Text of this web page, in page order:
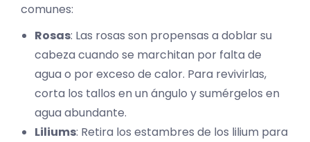
comunes:
Rosas: Las rosas son propensas a doblar su
cabeza cuando se marchitan por falta de
agua o por exceso de calor. Para revivirlas,
corta los tallos en un ángulo y sumérgelos en
agua abundante.
Liliums: Retira los estambres de los lilium para